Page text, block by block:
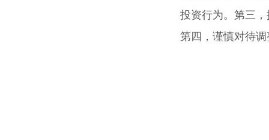
投资行为。第三
第四，谨慎对待